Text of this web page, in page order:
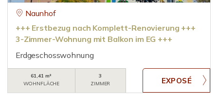
Naunhof
+++ Erstbezug nach Komplett-Renovierung +++
3-Zimmer-Wohnung mit Balkon im EG +++
Erdgeschosswohnung
61,41 m²
WOHNFLÄCHE
3
ZIMMER